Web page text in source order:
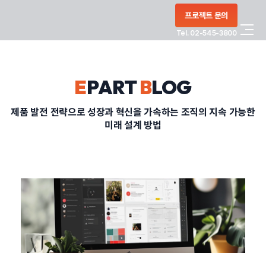
프로젝트 문의
Tel. 02-545-3800
CONTACT
정부지원사업
EPARTBLOG
제품 발전 전략으로 성장과 혁신을 가속하는 조직의 지속 가능한
미래 설계 방법